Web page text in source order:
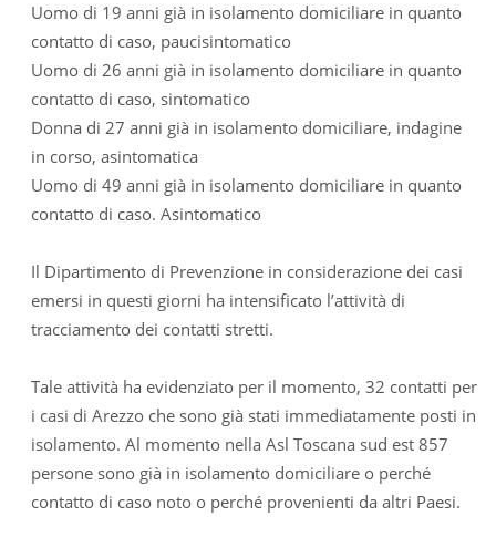
Uomo di 19 anni già in isolamento domiciliare in quanto
contatto di caso, paucisintomatico
Uomo di 26 anni già in isolamento domiciliare in quanto
contatto di caso, sintomatico
Donna di 27 anni già in isolamento domiciliare, indagine
in corso, asintomatica
Uomo di 49 anni già in isolamento domiciliare in quanto
contatto di caso. Asintomatico
Il Dipartimento di Prevenzione in considerazione dei casi
emersi in questi giorni ha intensificato l’attività di
tracciamento dei contatti stretti.
Tale attività ha evidenziato per il momento, 32 contatti per
i casi di Arezzo che sono già stati immediatamente posti in
isolamento. Al momento nella Asl Toscana sud est 857
persone sono già in isolamento domiciliare o perché
contatto di caso noto o perché provenienti da altri Paesi.